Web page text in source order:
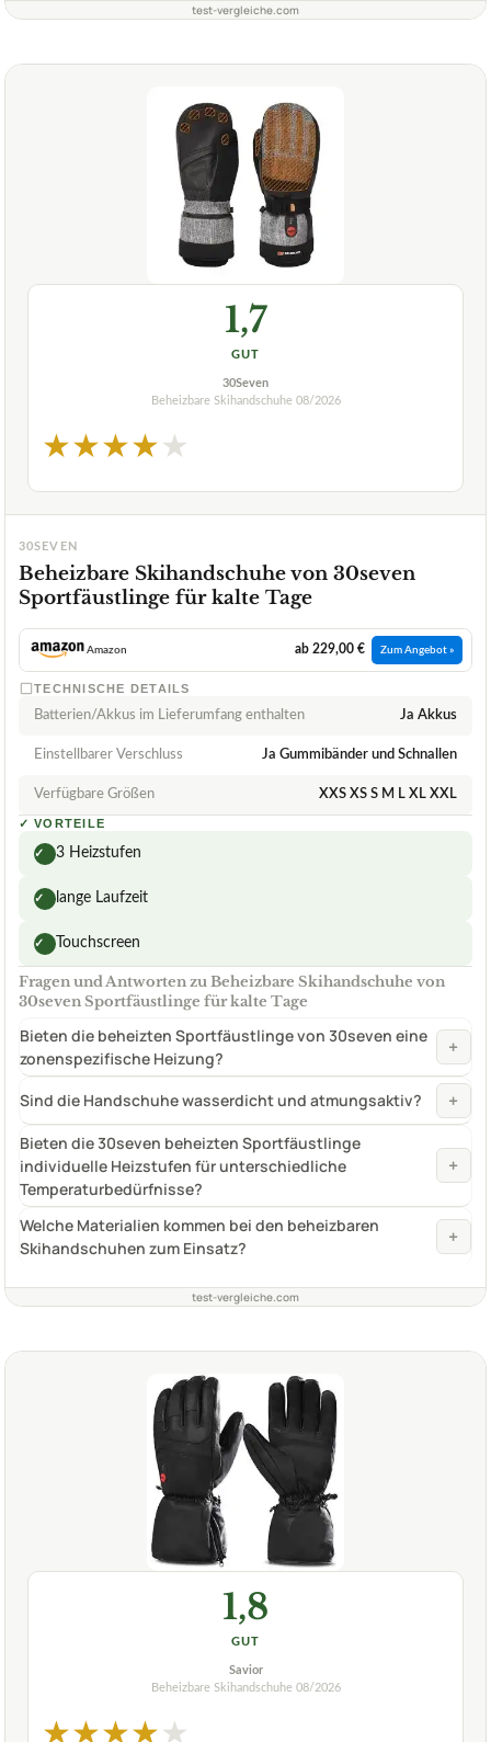
test-vergleiche.com
1,7
GUT
30Seven
Beheizbare Skihandschuhe 08/2026
★★★★★
30SEVEN
Beheizbare Skihandschuhe von 30seven
Sportfäustlinge für kalte Tage
Amazon ab 229,00 € Zum Angebot »
TECHNISCHE DETAILS
Batterien/Akkus im Lieferumfang enthalten Ja Akkus
Einstellbarer Verschluss Ja Gummibänder und Schnallen
Verfügbare Größen XXS XS S M L XL XXL
✓ VORTEILE
✓ 3 Heizstufen
✓ lange Laufzeit
✓ Touchscreen
Fragen und Antworten zu Beheizbare Skihandschuhe von
30seven Sportfäustlinge für kalte Tage
Bieten die beheizten Sportfäustlinge von 30seven eine
zonenspezifische Heizung?
+
Sind die Handschuhe wasserdicht und atmungsaktiv? +
Bieten die 30seven beheizten Sportfäustlinge
individuelle Heizstufen für unterschiedliche
Temperaturbedürfnisse?
+
Welche Materialien kommen bei den beheizbaren
Skihandschuhen zum Einsatz?
+
test-vergleiche.com
1,8
GUT
Savior
Beheizbare Skihandschuhe 08/2026
★★★★★